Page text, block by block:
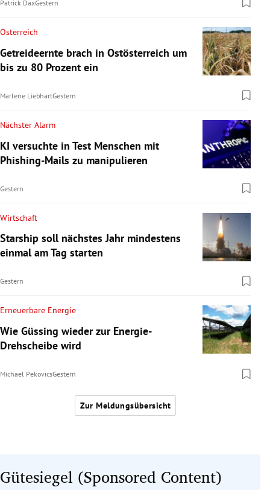
Patrick DaxGestern
Österreich
Getreideernte brach in Ostösterreich um
bis zu 80 Prozent ein
Marlene LiebhartGestern
Nächster Alarm
KI versuchte in Test Menschen mit
Phishing-Mails zu manipulieren
Gestern
Wirtschaft
Starship soll nächstes Jahr mindestens
einmal am Tag starten
Gestern
Erneuerbare Energie
Wie Güssing wieder zur Energie-
Drehscheibe wird
Michael PekovicsGestern
Zur Meldungsübersicht
Gütesiegel (Sponsored Content)